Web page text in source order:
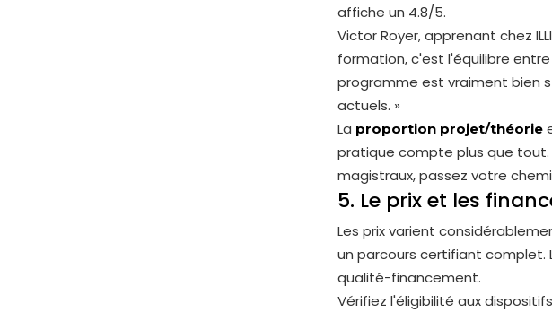
affiche un 4.8/5.
Victor Royer, apprenant chez
formation, c'est l'équilibre
programme est vraiment bien
actuels. »
La proportion projet/théorie
pratique compte plus que
magistraux, passez votre
5. Le prix et les
Les prix varient
un parcours certifiant complet.
qualité-financement.
Vérifiez l'éligibilité aux